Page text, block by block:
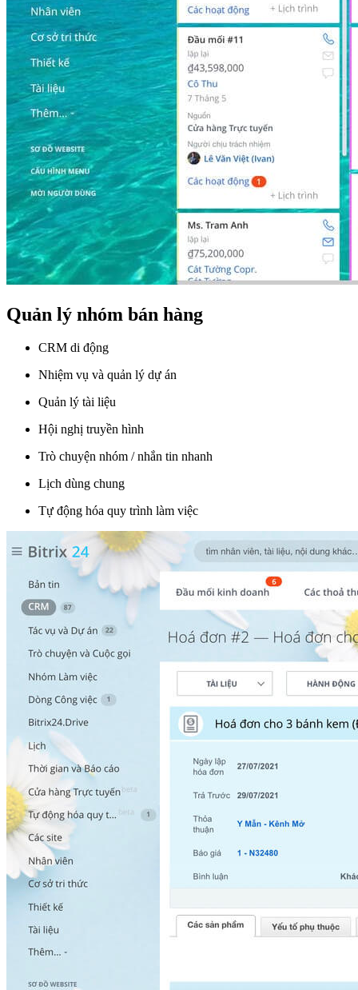
Quản lý nhóm bán hàng
CRM di động
Nhiệm vụ và quản lý dự án
Quản lý tài liệu
Hội nghị truyền hình
Trò chuyện nhóm / nhắn tin nhanh
Lịch dùng chung
Tự động hóa quy trình làm việc